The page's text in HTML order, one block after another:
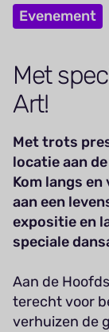
Evenement
Met
Art!
Met trots
locatie aan
Kom langs
aan een
expositie en
speciale
Aan de
terecht voor
verhuizen de